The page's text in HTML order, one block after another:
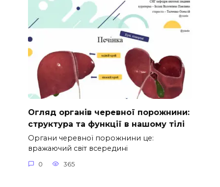
Огляд органів черевної порожнини:
структура та функції в нашому тілі
Органи черевної порожнини це:
вражаючий світ всередині
0 365